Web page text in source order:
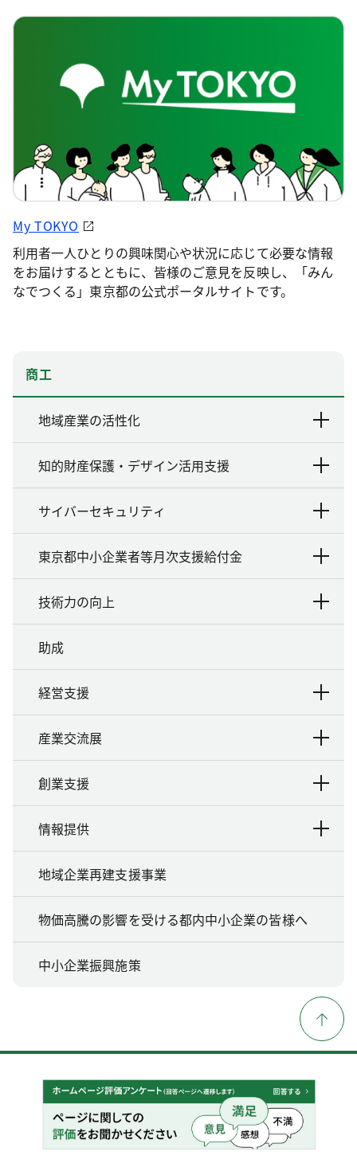
My TOKYO
利用者一人ひとりの興味関心や状況に応じて必要な情報
をお届けするとともに、皆様のご意見を反映し、「みん
なでつくる」東京都の公式ポータルサイトです。
商工
地域産業の活性化
知的財産保護・デザイン活用支援
サイバーセキュリティ
東京都中小企業者等月次支援給付金
技術力の向上
助成
経営支援
産業交流展
創業支援
情報提供
地域企業再建支援事業
物価高騰の影響を受ける都内中小企業の皆様へ
中小企業振興施策